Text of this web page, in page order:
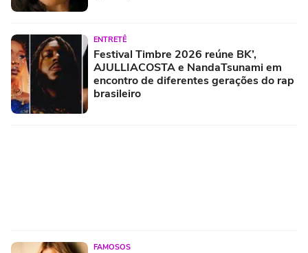
ENTRETÊ
Festival Timbre 2026 reúne BK’,
AJULLIACOSTA e NandaTsunami em
encontro de diferentes gerações do rap
brasileiro
FAMOSOS